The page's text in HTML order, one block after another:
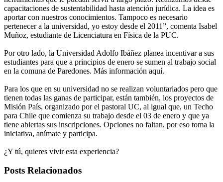
capacitaciones de sustentabilidad hasta atención jurídica. La idea es
aportar con nuestros conocimientos. Tampoco es necesario
pertenecer a la universidad, yo estoy desde el 2011”, comenta Isabel
Muñoz, estudiante de Licenciatura en Física de la PUC.
Por otro lado, la Universidad Adolfo Ibáñez planea incentivar a sus
estudiantes para que a principios de enero se sumen al trabajo social
en la comuna de Paredones. Más información aquí.
Para los que en su universidad no se realizan voluntariados pero que
tienen todas las ganas de participar, están también, los proyectos de
Misión País, organizado por el pastoral UC, al igual que, un Techo
para Chile que comienza su trabajo desde el 03 de enero y que ya
tiene abiertas sus inscripciones. Opciones no faltan, por eso toma la
iniciativa, anímate y participa.
¿Y tú, quieres vivir esta experiencia?
Posts Relacionados